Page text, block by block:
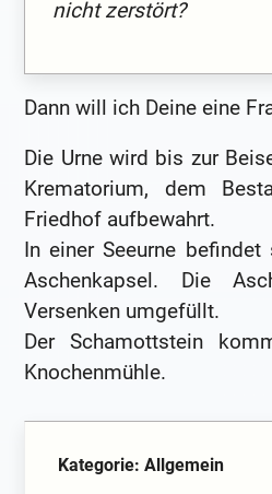
nicht zerstört?
Dann will ich Deine eine
Die Urne wird bis zur
Krematorium, dem
Friedhof aufbewahrt.
In einer Seeurne
Aschenkapsel. Die
Versenken umgefüllt.
Der Schamottstein
Knochenmühle.
Kategorie: Allgemein